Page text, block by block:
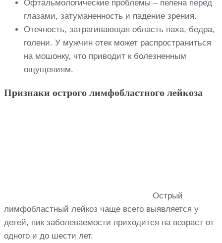
Офтальмологические проблемы – пелена перед
глазами, затуманенность и падение зрения.
Отечность, затрагивающая область паха, бедра,
голени. У мужчин отек может распространиться
на мошонку, что приводит к болезненным
ощущениям.
Признаки острого лимфобластного лейкоза
Острый
лимфобластный лейкоз чаще всего выявляется у
детей, пик заболеваемости приходится на возраст от
одного и до шести лет.